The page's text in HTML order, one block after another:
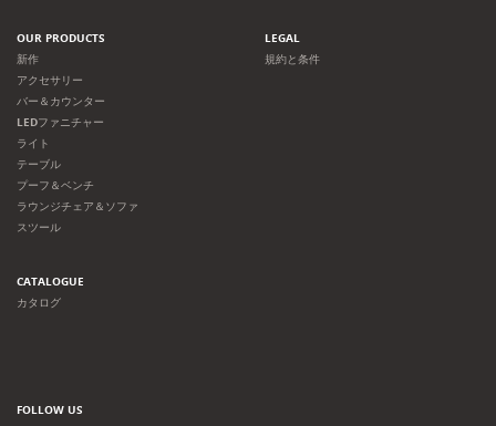
OUR PRODUCTS
新作
アクセサリー
バー＆カウンター
LEDファニチャー
ライト
テーブル
プーフ＆ベンチ
ラウンジチェア＆ソファ
スツール
LEGAL
規約と条件
CATALOGUE
カタログ
FOLLOW US